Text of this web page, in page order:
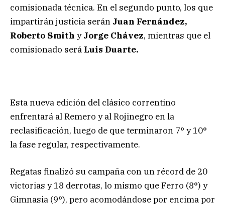
comisionada técnica. En el segundo punto, los que
impartirán justicia serán Juan Fernández,
Roberto Smith yJorge Chávez, mientras que el
comisionado será Luis Duarte.
Esta nueva edición del clásico correntino
enfrentará al Remero y al Rojinegro en la
reclasificación, luego de que terminaron 7° y 10°
la fase regular, respectivamente.
Regatas finalizó su campaña con un récord de 20
victorias y 18 derrotas, lo mismo que Ferro (8°) y
Gimnasia (9°), pero acomodándose por encima por